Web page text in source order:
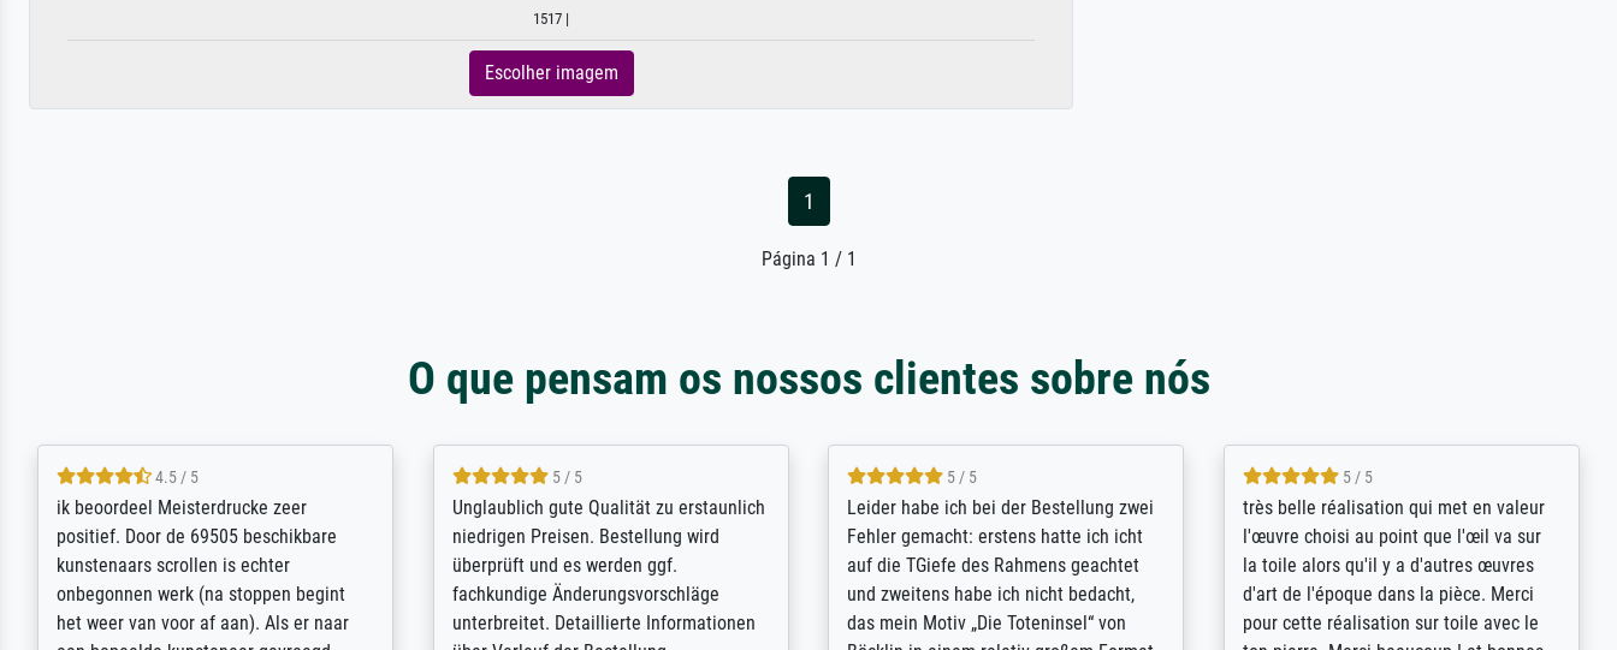
1517 |
Escolher imagem
1
Página 1 / 1
O que pensam os nossos clientes sobre nós
5 / 5
Die Zufriedenheit ist auch nicht dadurch
getrübt, dass das Bild entgegen einer
angegebenen Lieferanschrift (sollte
eine Überraschung für die normannische
Ehefrau sein zum Hochzeits- gleichzeitig
5 / 5
Excellent / Highly recommended. The
selection, ordering and payment process
were easy, shipping was efficient and
the item itself exceeds expectations. I
am based in the UK and found the site
5 / 5
The team at Meisterdrucke strives to
meet its clients demands, and provides
expert advice on how to obtain the best
results for the prints requested by the
client. The company has a vast
5 / 5
eine große Auswahl an Bildern und
deren Reproduktionsmöglichkeiten;
wurde sehr gut durch die einzelnen
Bestellkriterien geführt, verständliche
Erklärungen, z.B. mit Bilddarstellungen,